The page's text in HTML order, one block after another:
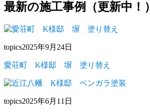
最新の施工事例（更新中！）
topics2025年9月24日
愛荘町 K様邸 塀 塗り替え
topics2025年6月11日